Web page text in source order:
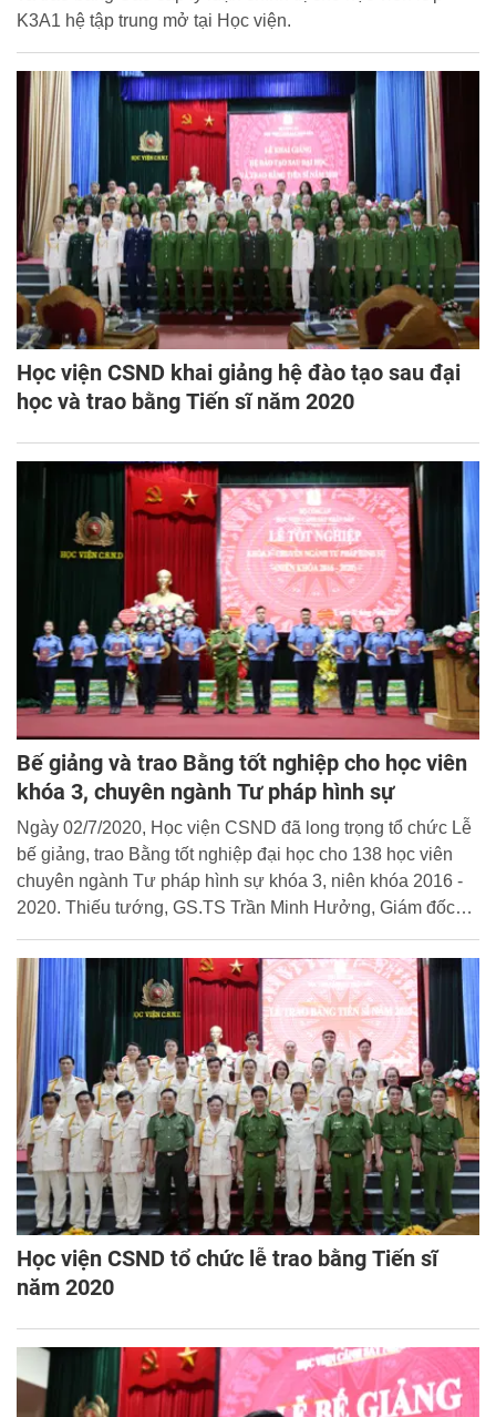
K3A1 hệ tập trung mở tại Học viện.
Học viện CSND khai giảng hệ đào tạo sau đại
học và trao bằng Tiến sĩ năm 2020
Bế giảng và trao Bằng tốt nghiệp cho học viên
khóa 3, chuyên ngành Tư pháp hình sự
Ngày 02/7/2020, Học viện CSND đã long trọng tổ chức Lễ
bế giảng, trao Bằng tốt nghiệp đại học cho 138 học viên
chuyên ngành Tư pháp hình sự khóa 3, niên khóa 2016 -
2020. Thiếu tướng, GS.TS Trần Minh Hưởng, Giám đốc
Học viện CSND tổ chức lễ trao bằng Tiến sĩ
năm 2020